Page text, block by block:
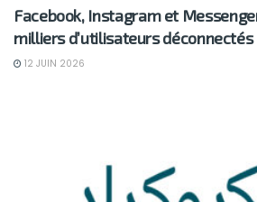
Facebook, Instagram et
milliers d’utilisateurs déconnectés
12 JUIN 2026